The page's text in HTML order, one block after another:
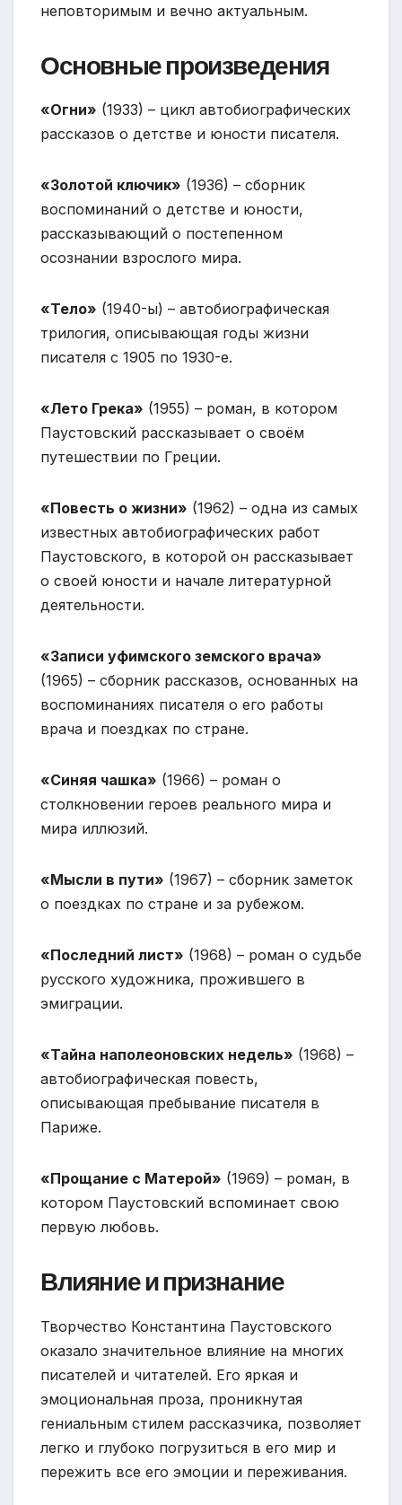
неповторимым и вечно актуальным.
Основные произведения
«Огни» (1933) – цикл автобиографических
рассказов о детстве и юности писателя.
«Золотой ключик» (1936) – сборник
воспоминаний о детстве и юности,
рассказывающий о постепенном
осознании взрослого мира.
«Тело» (1940-ы) – автобиографическая
трилогия, описывающая годы жизни
писателя с 1905 по 1930-е.
«Лето Грека» (1955) – роман, в котором
Паустовский рассказывает о своём
путешествии по Греции.
«Повесть о жизни» (1962) – одна из самых
известных автобиографических работ
Паустовского, в которой он рассказывает
о своей юности и начале литературной
деятельности.
«Записи уфимского земского врача»
(1965) – сборник рассказов, основанных на
воспоминаниях писателя о его работы
врача и поездках по стране.
«Синяя чашка» (1966) – роман о
столкновении героев реального мира и
мира иллюзий.
«Мысли в пути» (1967) – сборник заметок
о поездках по стране и за рубежом.
«Последний лист» (1968) – роман о судьбе
русского художника, прожившего в
эмиграции.
«Тайна наполеоновских недель» (1968) –
автобиографическая повесть,
описывающая пребывание писателя в
Париже.
«Прощание с Матерой» (1969) – роман, в
котором Паустовский вспоминает свою
первую любовь.
Влияние и признание
Творчество Константина Паустовского
оказало значительное влияние на многих
писателей и читателей. Его яркая и
эмоциональная проза, проникнутая
гениальным стилем рассказчика, позволяет
легко и глубоко погрузиться в его мир и
пережить все его эмоции и переживания.